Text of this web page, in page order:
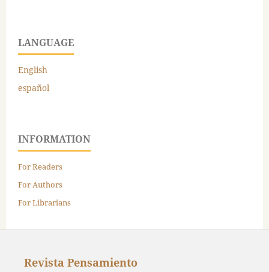
LANGUAGE
English
español
INFORMATION
For Readers
For Authors
For Librarians
Revista Pensamiento